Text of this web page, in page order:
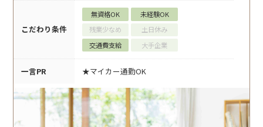
こだわり条件
無資格OK
未経験OK
残業少なめ
土日休み
交通費支給
大手企業
一言PR ★マイカー通勤OK